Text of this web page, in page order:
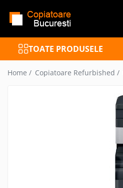
Inchiriere Copiatoare
Mutifunctionale Refurbished
TOATE PRODUSELE
Home / Copiatoare Refurbished /